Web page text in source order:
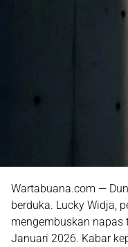
Wartabuana.com —
berduka. Lucky Widja,
mengembuskan
Januari 2026. Kabar